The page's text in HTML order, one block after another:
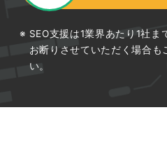
SEO支援は1業界あたり1社ま
お断りさせていただく場合も
い。